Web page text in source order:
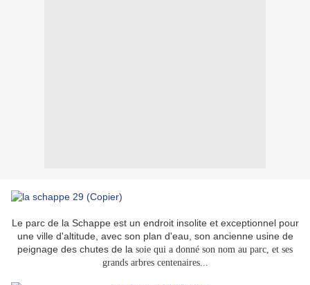
Le parc de la Schappe est un endroit insolite et exceptionnel pour
une ville d'altitude, avec son plan d'eau, son ancienne usine de
peignage des chutes de la soie qui a donné son nom au parc, et ses
grands arbres centenaires...